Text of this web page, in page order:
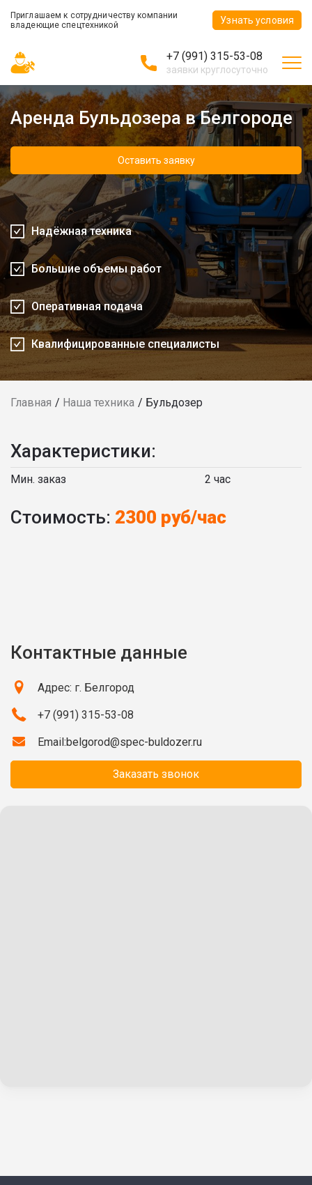
Приглашаем к сотрудничеству компании
владеющие спецтехникой
Узнать условия
+7 (991) 315-53-08
заявки круглосуточно
Аренда Бульдозера в Белгороде
Оставить заявку
Надёжная техника
Большие объемы работ
Оперативная подача
Квалифицированные специалисты
Главная Наша техника Бульдозер
Характеристики:
Мин. заказ 2 час
Стоимость: 2300 руб/час
Контактные данные
Адрес: г. Белгород
+7 (991) 315-53-08
Email:belgorod@spec-buldozer.ru
Заказать звонок